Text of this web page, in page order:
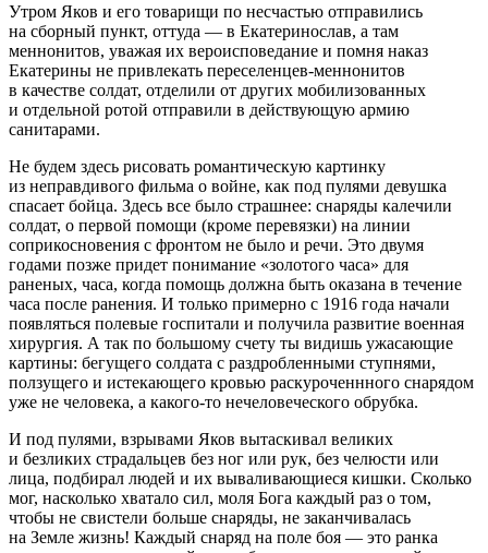
Утром Яков и его товарищи по несчастью отправились
на сборный пункт, оттуда — в Екатеринослав, а там
меннонитов, уважая их вероисповедание и помня наказ
Екатерины не привлекать переселенцев-меннонитов
в качестве солдат, отделили от других мобилизованных
и отдельной ротой отправили в действующую армию
санитарами.
Не будем здесь рисовать романтическую картинку
из неправдивого фильма о войне, как под пулями девушка
спасает бойца. Здесь все было страшнее: снаряды калечили
солдат, о первой помощи (кроме перевязки) на линии
соприкосновения с фронтом не было и речи. Это двумя
годами позже придет понимание «золотого часа» для
раненых, часа, когда помощь должна быть оказана в течение
часа после ранения. И только примерно с 1916 года начали
появляться полевые госпитали и получила развитие военная
хирургия. А так по большому счету ты видишь ужасающие
картины: бегущего солдата с раздробленными ступнями,
ползущего и истекающего кровью раскуроченнного снарядом
уже не человека, а какого-то нечеловеческого обрубка.
И под пулями, взрывами Яков вытаскивал великих
и безликих страдальцев без ног или рук, без челюсти или
лица, подбирал людей и их вываливающиеся кишки. Сколько
мог, насколько хватало сил, моля Бога каждый раз о том,
чтобы не свистели больше снаряды, не заканчивалась
на Земле жизнь! Каждый снаряд на поле боя — это ранка